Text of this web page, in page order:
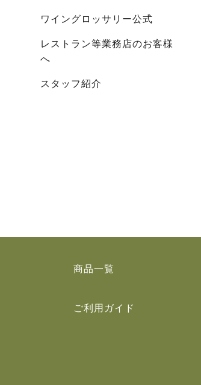
ワイングロッサリー公式
レストラン等業務店のお客様
へ
スタッフ紹介
商品一覧
ご利用ガイド